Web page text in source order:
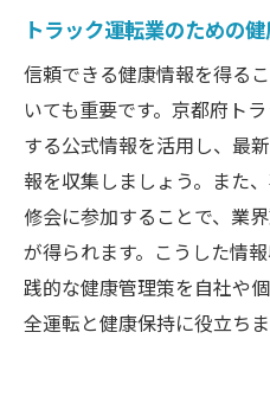
トラック運転業のための
信頼できる健康情報を得る
いても重要です。京都府ト
する公式情報を活用し、最
報を収集しましょう。また
修会に参加することで、業
が得られます。こうした情
践的な健康管理策を自社や
全運転と健康保持に役立ちま